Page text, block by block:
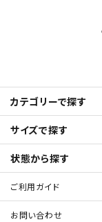
カテゴリーで探す
サイズで探す
状態から探す
ご利用ガイド
お問い合わせ